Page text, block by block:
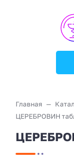
Главная
ЦЕРЕБРОВИН